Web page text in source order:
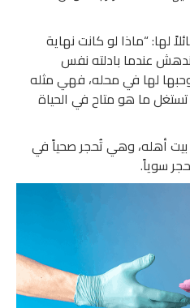
لها: “ماذا لو كانت نهاية
عندما بادلته نفس
وحبها لها في محله، فهي مثله
ما هو متاح في الحياة
أهله، وهي تُحجر صحياً في
سوياً.